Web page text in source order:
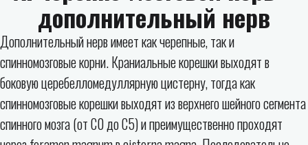
дополнительный нерв
Дополнительный нерв имеет как черепные, так и
спинномозговые корни. Краниальные корешки выходят в
боковую церебелломедуллярную цистерну, тогда как
спинномозговые корешки выходят из верхнего шейного сегмента
спинного мозга (от C0 до C5) и преимущественно проходят